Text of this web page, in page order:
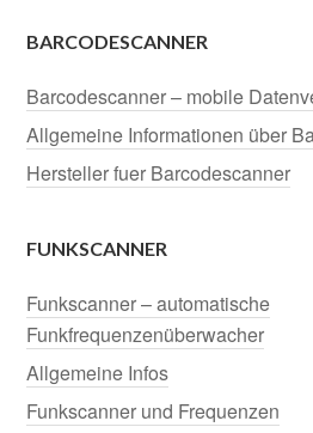
BARCODESCANNER
Barcodescanner – mobile
Allgemeine Informationen über
Hersteller fuer Barcodescanner
FUNKSCANNER
Funkscanner – automatische
Funkfrequenzenüberwacher
Allgemeine Infos
Funkscanner und Frequenzen